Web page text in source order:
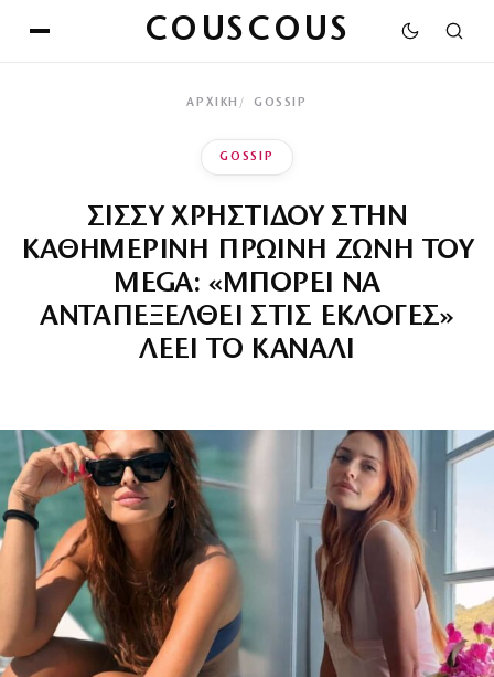
COUSCOUS
ΑΡΧΙΚΉ GOSSIP
GOSSIP
ΣΙΣΣΥ ΧΡΗΣΤΙΔΟΥ ΣΤΗΝ
ΚΑΘΗΜΕΡΙΝΗ ΠΡΩΙΝΗ ΖΩΝΗ ΤΟΥ
MEGA: «ΜΠΟΡΕΙ ΝΑ
ΑΝΤΑΠΕΞΕΛΘΕΙ ΣΤΙΣ ΕΚΛΟΓΕΣ»
ΛΕΕΙ ΤΟ ΚΑΝΑΛΙ